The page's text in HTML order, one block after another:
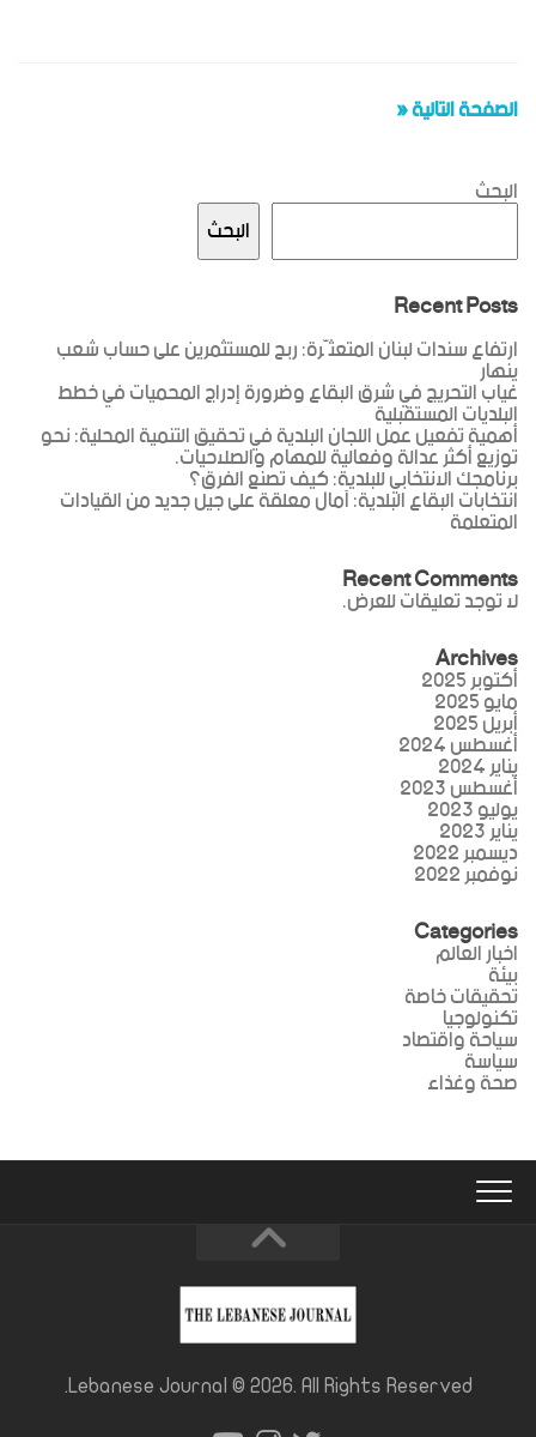
الصفحة التالية «
البحث
البحث
Recent Posts
ارتفاع سندات لبنان المتعثّرة: ربح للمستثمرين على حساب شعب
ينهار
غياب التحريج في شرق البقاع وضرورة إدراج المحميات في خطط
البلديات المستقبلية
أهمية تفعيل عمل اللجان البلدية في تحقيق التنمية المحلية: نحو
توزيع أكثر عدالة وفعالية للمهام والصلاحيات.
برنامجك الانتخابي للبلدية: كيف تصنع الفرق؟
انتخابات البقاع البلدية: آمال معلقة على جيل جديد من القيادات
المتعلمة
Recent Comments
لا توجد تعليقات للعرض.
Archives
أكتوبر 2025
مايو 2025
أبريل 2025
أغسطس 2024
يناير 2024
أغسطس 2023
يوليو 2023
يناير 2023
ديسمبر 2022
نوفمبر 2022
Categories
اخبار العالم
بيئة
تحقيقات خاصة
تكنولوجيا
سياحة واقتصاد
سياسة
صحة وغذاء
Lebanese Journal © 2026. All Rights Reserved.